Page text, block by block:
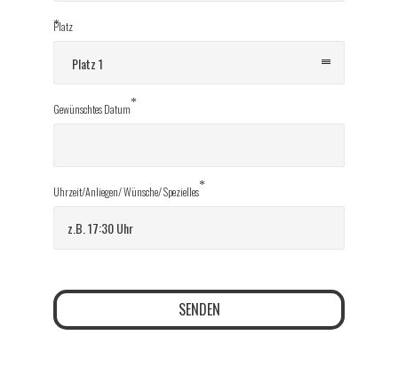
Platz
*
Platz 1
Gewünschtes Datum*
Uhrzeit/Anliegen/ Wünsche/ Spezielles*